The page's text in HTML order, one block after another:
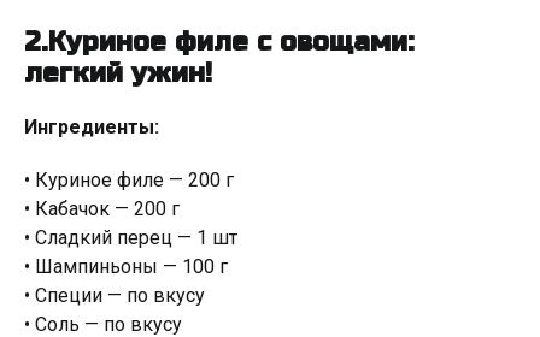
2.Куриное филе с овощами:
легкий ужин!
Ингредиенты:
• Куриное филе — 200 г
• Кабачок — 200 г
• Сладкий перец — 1 шт
• Шампиньоны — 100 г
• Специи — по вкусу
• Соль — по вкусу